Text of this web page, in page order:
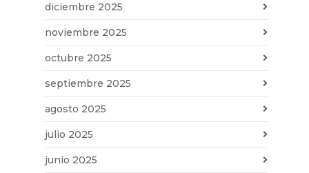
diciembre 2025
noviembre 2025
octubre 2025
septiembre 2025
agosto 2025
julio 2025
junio 2025